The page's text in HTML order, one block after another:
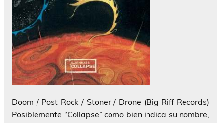
Doom / Post Rock / Stoner / Drone (Big Riff Records)
Posiblemente “Collapse” como bien indica su nombre,